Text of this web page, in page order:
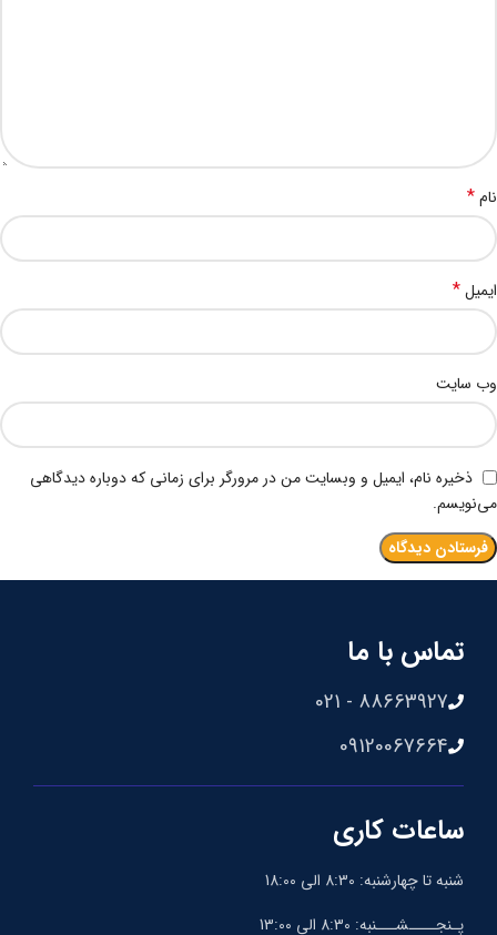
نام*
ایمیل*
وب‌ سایت
ذخیره نام، ایمیل و وبسایت من در مرورگر برای زمانی که دوباره دیدگاهی
می‌نویسم.
تماس با ما
88663927 - 021
09120067664
ساعات کاری
شنبه تا چهارشنبه: 8:30 الی 18:00
پـنجــــشـــنبه: 8:30 الی 13:00